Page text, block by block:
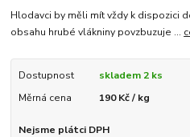
Hlodavci by měli mít vždy k dispozici
obsahu hrubé vlákniny povzbuzuje ...
Dostupnost
skladem 2 ks
Měrná cena
190 Kč / kg
Nejsme plátci DPH